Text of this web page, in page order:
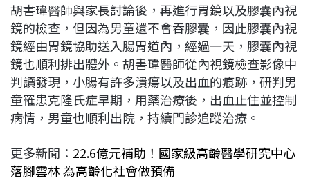
胡書瑋醫師與家長討論後，再進行胃鏡以及膠囊內視
鏡的檢查，但因為男童還不會吞膠囊，因此膠囊內視
鏡經由胃鏡協助送入腸胃道內，經過一天，膠囊內視
鏡也順利排出體外。胡書瑋醫師從內視鏡檢查影像中
判讀發現，小腸有許多潰瘍以及出血的痕跡，研判男
童罹患克隆氏症早期，用藥治療後，出血止住並控制
病情，男童也順利出院，持續門診追蹤治療。
更多新聞： 22.6億元補助！國家級高齡醫學研究中心
落腳雲林 為高齡化社會做預備